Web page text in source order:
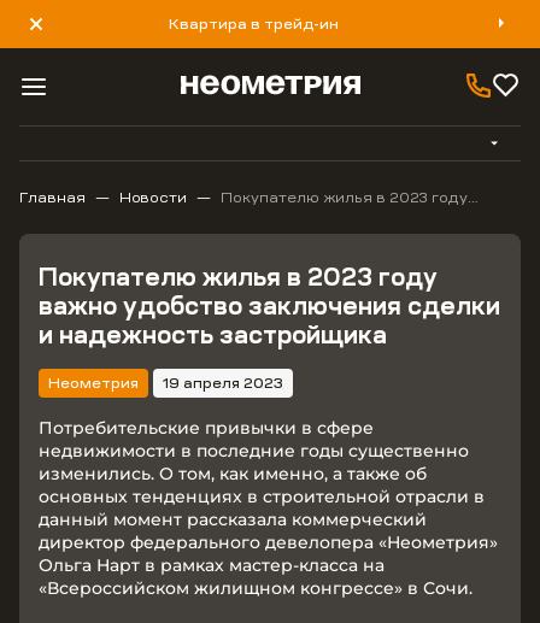
Квартира в трейд-ин
8 800 777 40 93
Главная Новости Покупателю жилья в 2023 году
Неометрия 19 апреля 2023
Покупателю жилья в 2023 году
важно удобство заключения сделки
и надежность застройщика
Потребительские привычки в сфере
недвижимости в последние годы существенно
изменились. О том, как именно, а также об
основных тенденциях в строительной отрасли в
данный момент рассказала коммерческий
директор федерального девелопера «Неометрия»
Ольга Нарт в рамках мастер-класса на
«Всероссийском жилищном конгрессе» в Сочи.